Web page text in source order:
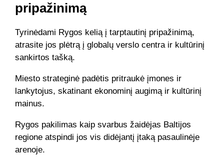
pripažinimą
Tyrinėdami Rygos kelią į tarptautinį pripažinimą,
atrasite jos plėtrą į globalų verslo centra ir kultūrinį
sankirtos tašką.
Miesto strateginė padėtis pritraukė įmones ir
lankytojus, skatinant ekonominį augimą ir kultūrinį
mainus.
Rygos pakilimas kaip svarbus žaidėjas Baltijos
regione atspindi jos vis didėjantį įtaką pasaulinėje
arenoje.